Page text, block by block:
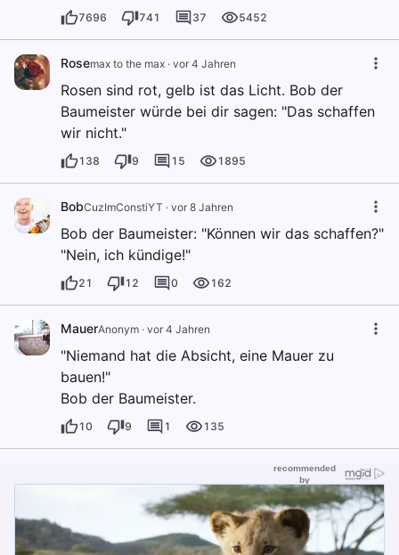
7696 741 37 5452
Rosemax to the max · vor 4 Jahren
Rosen sind rot, gelb ist das Licht. Bob der
Baumeister würde bei dir sagen: "Das schaffen
wir nicht."
138 9 15 1895
BobCuzImConstiYT · vor 8 Jahren
Bob der Baumeister: "Können wir das schaffen?"
"Nein, ich kündige!"
21 12 0 162
MauerAnonym · vor 4 Jahren
"Niemand hat die Absicht, eine Mauer zu
bauen!"
Bob der Baumeister.
10 9 1 135